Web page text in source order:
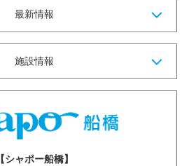
最新情報
施設情報
【シャポー船橋】